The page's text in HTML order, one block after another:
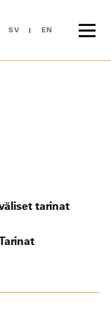
SV EN
tarinat